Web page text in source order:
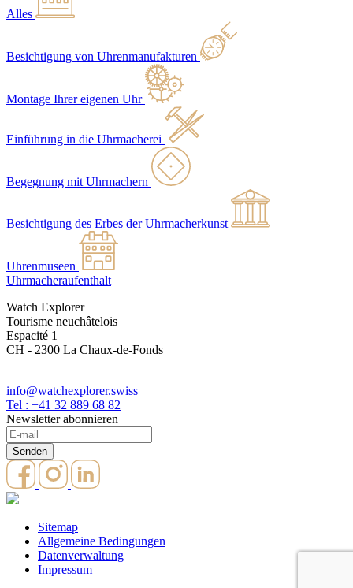
Alles
Besichtigung von Uhrenmanufakturen
Montage Ihrer eigenen Uhr
Einführung in die Uhrmacherei
Begegnung mit Uhrmachern
Besichtigung des Erbes der Uhrmacherkunst
Uhrenmuseen
Uhrmacheraufenthalt
Watch Explorer
Tourisme neuchâtelois
Espacité 1
CH - 2300 La Chaux-de-Fonds
info@watchexplorer.swiss
Tel : +41 32 889 68 82
Newsletter abonnieren
Sitemap
Allgemeine Bedingungen
Datenverwaltung
Impressum